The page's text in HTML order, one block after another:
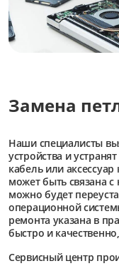
Замена
Наши специалисты
устройства и
кабель или аксессуар
может быть связана
можно будет
операционной
ремонта указана в
быстро и
Сервисный центр